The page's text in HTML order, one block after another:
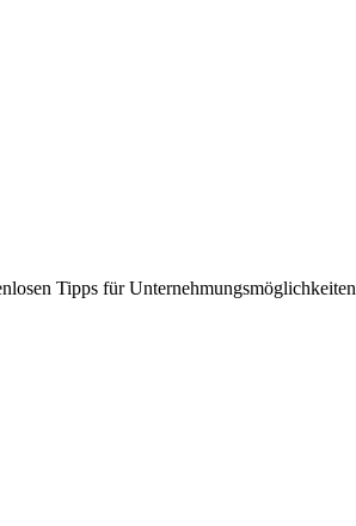
Tipps für Unternehmungsmöglichkeiten